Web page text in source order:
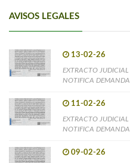
AVISOS LEGALES
13-02-26
EXTRACTO
NOTIFICA
11-02-26
EXTRACTO
NOTIFICA
09-02-26